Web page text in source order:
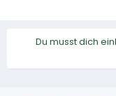
Du musst dich